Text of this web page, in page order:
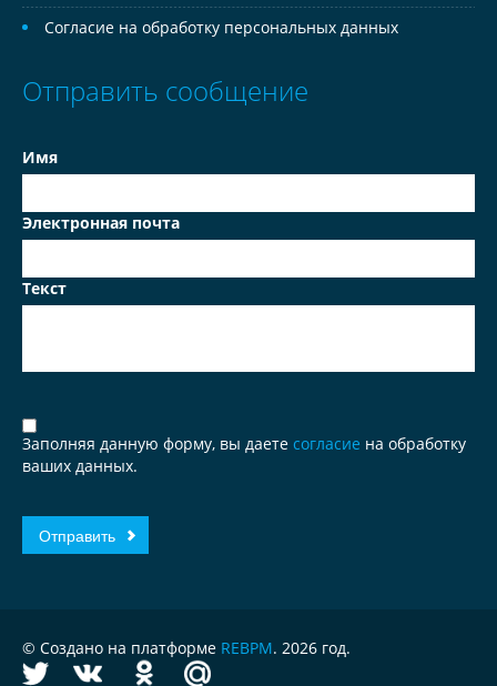
Согласие на обработку персональных данных
Отправить сообщение
Имя
Электронная почта
Текст
Заполняя данную форму, вы даете согласие на обработку
ваших данных.
© Создано на платформе REBPM. 2026 год.